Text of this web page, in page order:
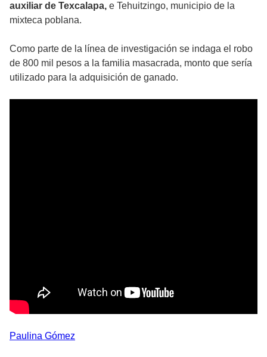
auxiliar de Texcalapa, e Tehuitzingo, municipio de la
mixteca poblana.
Como parte de la línea de investigación se indaga el robo
de 800 mil pesos a la familia masacrada, monto que sería
utilizado para la adquisición de ganado.
Paulina Gómez